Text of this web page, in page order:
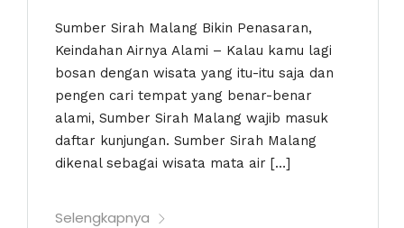
Sumber Sirah Malang Bikin Penasaran,
Keindahan Airnya Alami – Kalau kamu lagi
bosan dengan wisata yang itu-itu saja dan
pengen cari tempat yang benar-benar
alami, Sumber Sirah Malang wajib masuk
daftar kunjungan. Sumber Sirah Malang
dikenal sebagai wisata mata air […]
Selengkapnya